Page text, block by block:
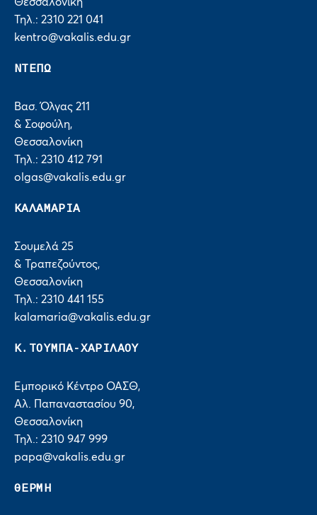
Τηλ.: 2310 221 041
kentro@vakalis.edu.gr
ΝΤΕΠΩ
Βασ. Όλγας 211
& Σοφούλη,
Θεσσαλονίκη
Τηλ.: 2310 412 791
olgas@vakalis.edu.gr
ΚΑΛΑΜΑΡΙΑ
Σουμελά 25
& Τραπεζούντος,
Θεσσαλονίκη
Τηλ.: 2310 441 155
kalamaria@vakalis.edu.gr
Κ.ΤΟΥΜΠΑ-ΧΑΡΙΛΑΟΥ
Εμπορικό Κέντρο ΟΑΣΘ,
Αλ. Παπαναστασίου 90,
Θεσσαλονίκη
Τηλ.: 2310 947 999
papa@vakalis.edu.gr
ΘΕΡΜΗ